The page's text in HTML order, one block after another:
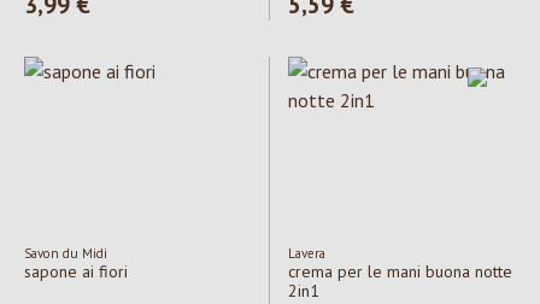
Savon du Midi
sapone ai fiori
Lavera
crema per le mani buona notte
2in1